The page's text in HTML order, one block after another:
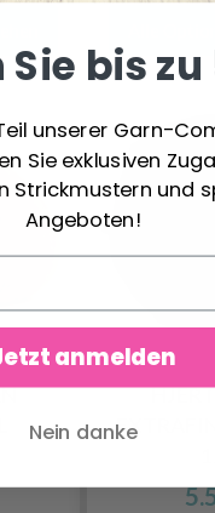
bis zu
unserer Garn-
Sie exklusiven
Strickmustern und
Angeboten!
anmelden
Nein danke